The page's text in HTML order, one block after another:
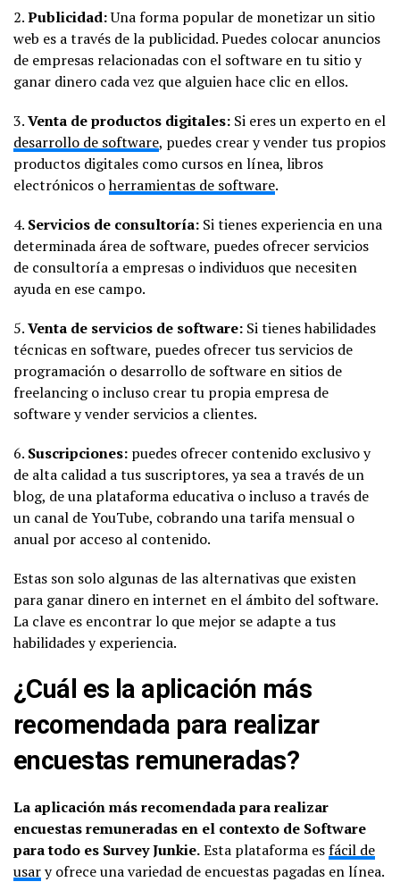
2.Publicidad:Una forma popular de monetizar un sitio
web es a través de la publicidad. Puedes colocar anuncios
de empresas relacionadas con el software en tu sitio y
ganar dinero cada vez que alguien hace clic en ellos.
3.Venta de productos digitales: Si eres un experto en el
desarrollo de software, puedes crear y vender tus propios
productos digitales como cursos en línea, libros
electrónicos oherramientas de software.
4. Servicios de consultoría: Si tienes experiencia en una
determinada área de software, puedes ofrecer servicios
de consultoría a empresas o individuos que necesiten
ayuda en ese campo.
5.Venta de servicios de software: Si tienes habilidades
técnicas en software, puedes ofrecer tus servicios de
programación o desarrollo de software en sitios de
freelancing o incluso crear tu propia empresa de
software y vender servicios a clientes.
6. Suscripciones: puedes ofrecer contenido exclusivo y
de alta calidad a tus suscriptores, ya sea a través de un
blog, de una plataforma educativa o incluso a través de
un canal de YouTube, cobrando una tarifa mensual o
anual por acceso al contenido.
Estas son solo algunas de las alternativas que existen
para ganar dinero en internet en el ámbito del software.
La clave es encontrar lo que mejor se adapte a tus
habilidades y experiencia.
¿Cuál es la aplicación más
recomendada para realizar
encuestas remuneradas?
La aplicación más recomendada para realizar
encuestas remuneradas en el contexto de Software
para todo es Survey Junkie.Esta plataforma esfácil de
usary ofrece una variedad de encuestas pagadas en línea.